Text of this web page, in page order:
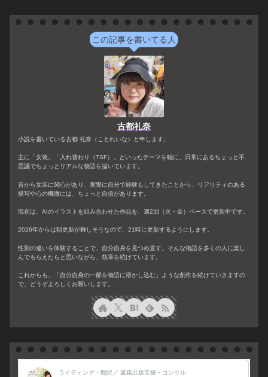
この記事を書いてる人
古都礼奈
小説を書いている古都 礼奈（ことれいな）と申します。
主に「女装」「入れ替わり（TSF）」といったテーマを軸に、日常にあるちょっと不
思議でちょっとリアルな物語を描いています。
昔から女装に関心があり、実際に自分で経験もしてきたことから、リアリティのある
描写や心の機微には、ちょっと自信があります。
現在は、AIのイラストを組み合わせた作品を、週2回（火・金）ペースで更新中です。
2026年からは朝更新が難しそうなので、21時に更新するようにします。
性別の違いを体験することで、自分自身を見つめ直す。そんな物語を多くの人に楽し
んでもらえたらと思いながら、執筆を続けています。
これからも、「自分自身の一部を物語に溶かし込む」ような創作を続けていきますの
で、どうぞよろしくお願いします。